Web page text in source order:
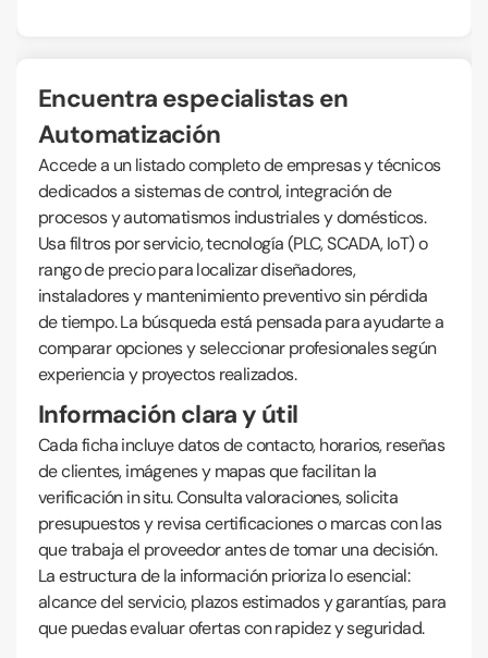
Encuentra especialistas en
Automatización
Accede a un listado completo de empresas y técnicos
dedicados a sistemas de control, integración de
procesos y automatismos industriales y domésticos.
Usa filtros por servicio, tecnología (PLC, SCADA, IoT) o
rango de precio para localizar diseñadores,
instaladores y mantenimiento preventivo sin pérdida
de tiempo. La búsqueda está pensada para ayudarte a
comparar opciones y seleccionar profesionales según
experiencia y proyectos realizados.
Información clara y útil
Cada ficha incluye datos de contacto, horarios, reseñas
de clientes, imágenes y mapas que facilitan la
verificación in situ. Consulta valoraciones, solicita
presupuestos y revisa certificaciones o marcas con las
que trabaja el proveedor antes de tomar una decisión.
La estructura de la información prioriza lo esencial:
alcance del servicio, plazos estimados y garantías, para
que puedas evaluar ofertas con rapidez y seguridad.